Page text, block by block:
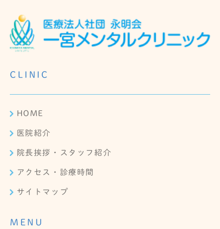
CLINIC
HOME
医院紹介
院長挨拶・スタッフ紹介
アクセス・診療時間
サイトマップ
MENU